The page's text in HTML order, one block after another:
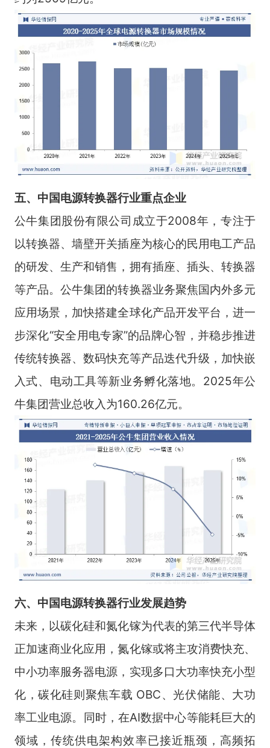
五、中国电源转换器行业重点企业
公牛集团股份有限公司成立于2008年，专注于
以转换器、墙壁开关插座为核心的民用电工产品
的研发、生产和销售，拥有插座、插头、转换器
等产品。公牛集团的转换器业务聚焦国内外多元
应用场景，加快搭建全球化产品开发平台，进一
步深化“安全用电专家”的品牌心智，并稳步推进
传统转换器、数码快充等产品迭代升级，加快嵌
入式、电动工具等新业务孵化落地。2025年公
牛集团营业总收入为160.26亿元。
六、中国电源转换器行业发展趋势
未来，以碳化硅和氮化镓为代表的第三代半导体
正加速商业化应用，氮化镓或将主攻消费快充、
中小功率服务器电源，实现多口大功率快充小型
化，碳化硅则聚焦车载 OBC、光伏储能、大功
率工业电源。同时，在AI数据中心等能耗巨大的
领域，传统供电架构效率已接近瓶颈，高频拓